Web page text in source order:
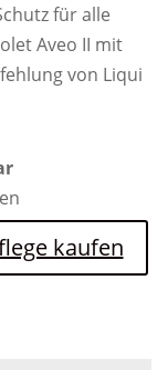
für alle
Aveo II mit
von Liqui
kaufen